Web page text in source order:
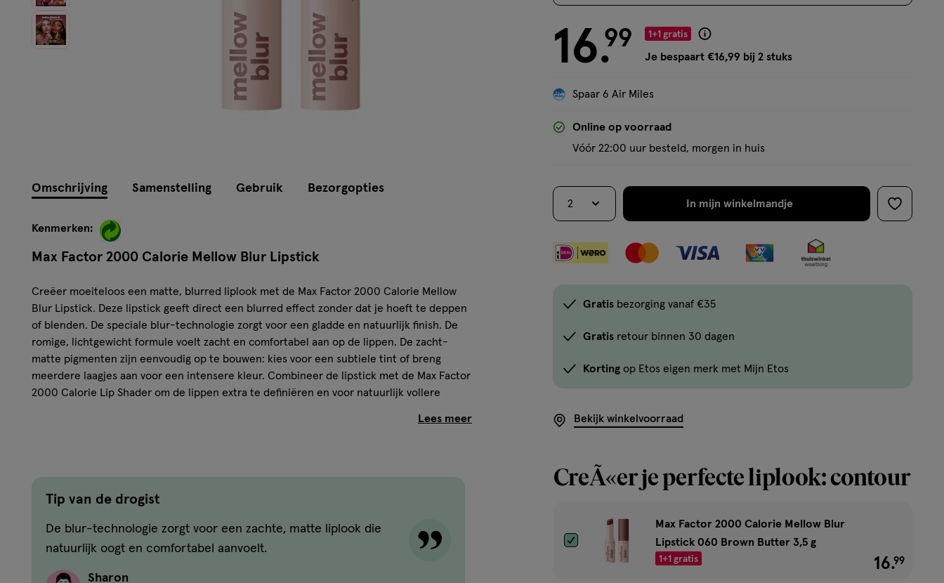
€ 16.99
16.99 1+1 gratis
Product
badge
Je bespaart €16,99 bij 2 stuks
Spaar 6 Air Miles
Online op voorraad
Vóór 22:00 uur besteld, morgen in huis
2 In mijn winkelmandje
verhoog
met
nog
voorraad.
Gratisbezorging vanaf €35
Gratisretour binnen 30 dagen
Kortingop Etos eigen merk met Mijn Etos
Bekijk winkelvoorraad
Omschrijving Samenstelling Gebruik Bezorgopties
Kenmerken:
Max Factor 2000 Calorie Mellow Blur Lipstick
Creëer moeiteloos een matte, blurred liplook met de Max Factor 2000 Calorie Mellow
Blur Lipstick. Deze lipstick geeft direct een blurred effect zonder dat je hoeft te deppen
of blenden. De speciale blur-technologie zorgt voor een gladde en natuurlijk finish. De
romige, lichtgewicht formule voelt zacht en comfortabel aan op de lippen. De zacht-
matte pigmenten zijn eenvoudig op te bouwen: kies voor een subtiele tint of breng
meerdere laagjes aan voor een intensere kleur. Combineer de lipstick met de Max Factor
2000 Calorie Lip Shader om de lippen extra te definiëren en voor natuurlijk vollere
Speciale blur-technologie voor een gladde, natuurlijke finish
Opbouwbare pigmenten voor subtiele of intensere kleur
Combineer met Max Factor 2000 Calorie Lip Shader voor extra definitie
Tip van de drogist
De blur-technologie zorgt voor een zachte, matte liplook die
natuurlijk oogt en comfortabel aanvoelt.
Sharon
CreÃ«er je perfecte liplook: contour
Max Factor 2000 Calorie Mellow Blur
Lipstick 060 Brown Butter 3,5 g
1+1 gratis 16.99